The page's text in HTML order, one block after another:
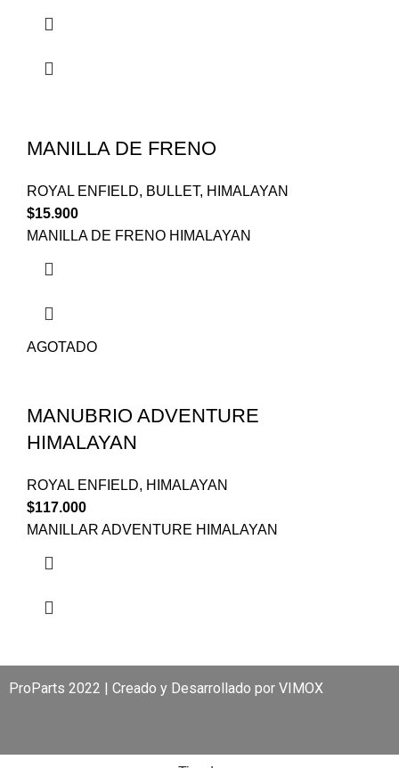
MANILLA DE FRENO
ROYAL ENFIELD, BULLET, HIMALAYAN
$15.900
MANILLA DE FRENO HIMALAYAN
AGOTADO
MANUBRIO ADVENTURE
HIMALAYAN
ROYAL ENFIELD, HIMALAYAN
$117.000
MANILLAR ADVENTURE HIMALAYAN
ProParts 2022 | Creado y Desarrollado por VIMOX